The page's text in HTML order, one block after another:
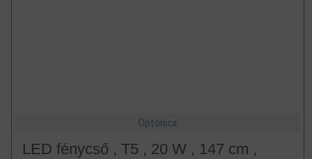
Optonica
LED fénycső , T5 , 20 W , 147 cm ,